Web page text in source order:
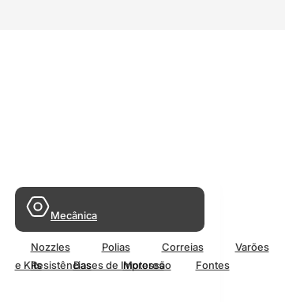
Resistências Motores
Fontes
Mecânica
Nozzles Polias Correias
Varões
e Kits
Bases de Impressão